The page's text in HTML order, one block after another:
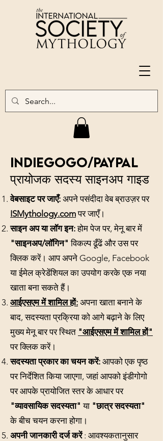
Indiegogo/PAYPAL
प्रायोजक सदस्य साइनअप गाइड
वेबसाइट पर जाएँ: अपने पसंदीदा वेब ब्राउज़र पर
ISMythology.comपर जाएँ।
साइन अप या लॉग इन:होम पेज पर, मेनू बार में
"साइनअप/लॉगिन" विकल्प ढूँढें और उस पर
क्लिक करें। आप अपने Google, Facebook
या ईमेल क्रेडेंशियल का उपयोग करके एक नया
खाता बना सकते हैं।
आईएसएम में शामिल हों: अपना खाता बनाने के
बाद, सदस्यता प्रक्रिया को आगे बढ़ाने के लिए
मुख्य मेनू बार पर स्थित "आईएसएम में शामिल हों"
पर क्लिक करें।
सदस्यता प्रकार का चयन करें: आपको एक पृष्ठ
पर निर्देशित किया जाएगा, जहां आपको इंडीगोगो
पर आपके प्रायोजित स्तर के आधार पर
"व्यावसायिक सदस्यता" या "छात्र सदस्यता"
के बीच चयन करना होगा।
अपनी जानकारी दर्ज करें: आवश्यकतानुसार